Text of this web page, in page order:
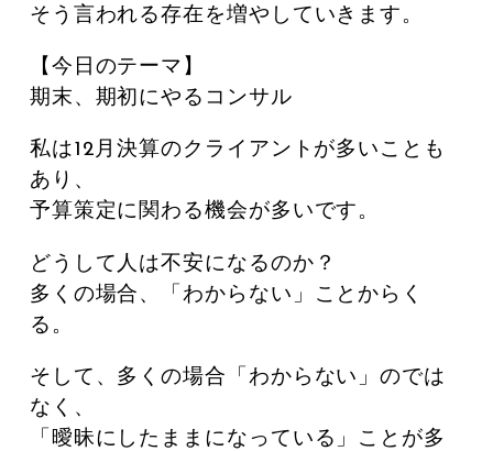
そう言われる存在を増やしていきます。
【今日のテーマ】
期末、期初にやるコンサル
私は12月決算のクライアントが多いことも
あり、
予算策定に関わる機会が多いです。
どうして人は不安になるのか？
多くの場合、「わからない」ことからく
る。
そして、多くの場合「わからない」のでは
なく、
「曖昧にしたままになっている」ことが多